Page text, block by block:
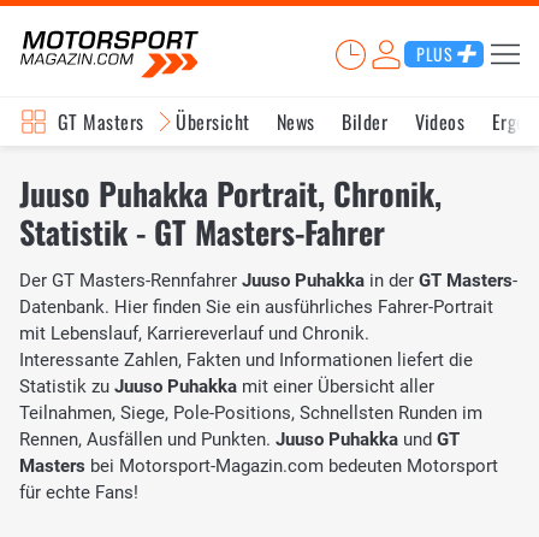
PLUS
GT Masters Übersicht News Bilder Videos
Juuso Puhakka Portrait, Chronik,
Statistik - GT Masters-Fahrer
Der GT Masters-Rennfahrer Juuso Puhakka in der GT Masters-
Datenbank. Hier finden Sie ein ausführliches Fahrer-Portrait
mit Lebenslauf, Karriereverlauf und Chronik.
Interessante Zahlen, Fakten und Informationen liefert die
Statistik zu Juuso Puhakka mit einer Übersicht aller
Teilnahmen, Siege, Pole-Positions, Schnellsten Runden im
Rennen, Ausfällen und Punkten. Juuso Puhakka und GT
Masters bei Motorsport-Magazin.com bedeuten Motorsport
für echte Fans!